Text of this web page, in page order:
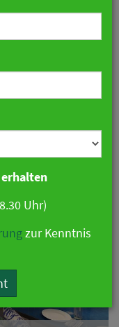
Uhr)
zur Kenntnis